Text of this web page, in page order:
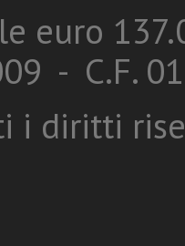
euro
- C.F.
i diritti